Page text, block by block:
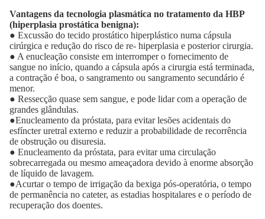
Vantagens da tecnologia plasmática no tratamento da HBP
(hiperplasia prostática benigna):
● Excussão do tecido prostático hiperplástico numa cápsula
cirúrgica e redução do risco de re- hiperplasia e posterior cirurgia.
● A enucleação consiste em interromper o fornecimento de
sangue no início, quando a cápsula após a cirurgia está terminada,
a contração é boa, o sangramento ou sangramento secundário é
menor.
● Ressecção quase sem sangue, e pode lidar com a operação de
grandes glândulas.
●Enucleamento da próstata, para evitar lesões acidentais do
esfíncter uretral externo e reduzir a probabilidade de recorrência
de obstrução ou disuresia.
● Enucleamento da próstata, para evitar uma circulação
sobrecarregada ou mesmo ameaçadora devido à enorme absorção
de líquido de lavagem.
●Acurtar o tempo de irrigação da bexiga pós-operatória, o tempo
de permanência no cateter, as estadias hospitalares e o período de
recuperação dos doentes.